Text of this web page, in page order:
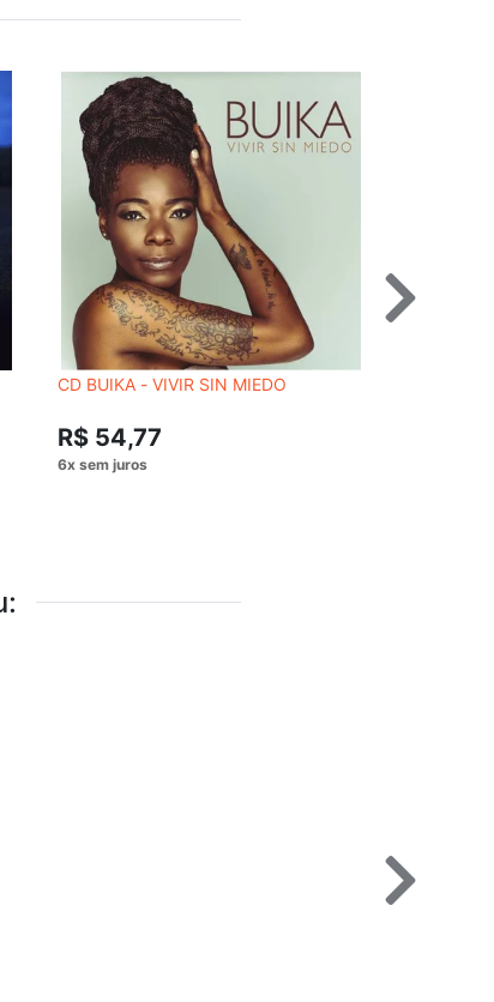
CD BUIKA - VIVIR SIN MIEDO
R$ 54,77